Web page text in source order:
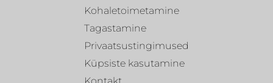
Kohaletoimetamine
Tagastamine
Privaatsustingimused
Küpsiste kasutamine